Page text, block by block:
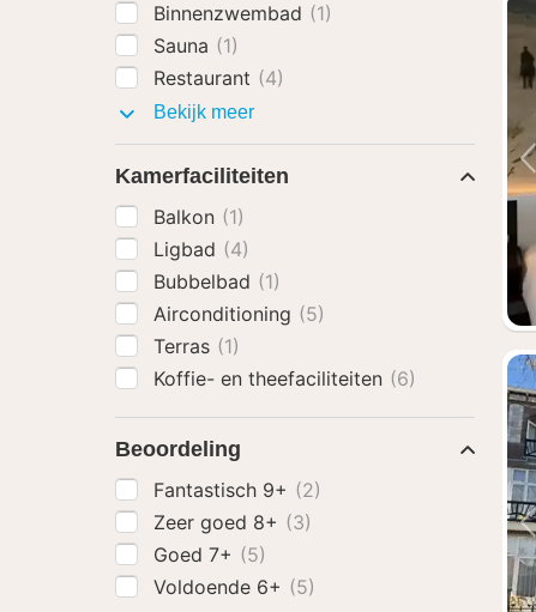
Binnenzwembad (1)
Sauna (1)
Restaurant (4)
Bekijk meerFaciliteiten
Kamerfaciliteiten
Balkon (1)
Ligbad (4)
Bubbelbad (1)
Airconditioning (5)
Terras (1)
Koffie- en theefaciliteiten (6)
Beoordeling
Fantastisch 9+ (2)
Zeer goed 8+ (3)
Goed 7+ (5)
Voldoende 6+ (5)